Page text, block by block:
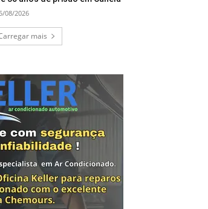
08/2026
mais